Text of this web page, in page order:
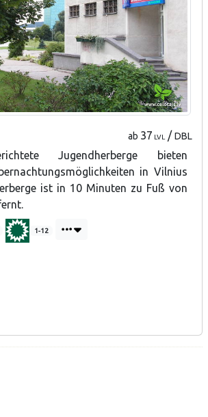
ab 37 LVL /DBL
Jugendherberge bieten
in Vilnius
ist in 10 Minuten zu Fuß von
1-12